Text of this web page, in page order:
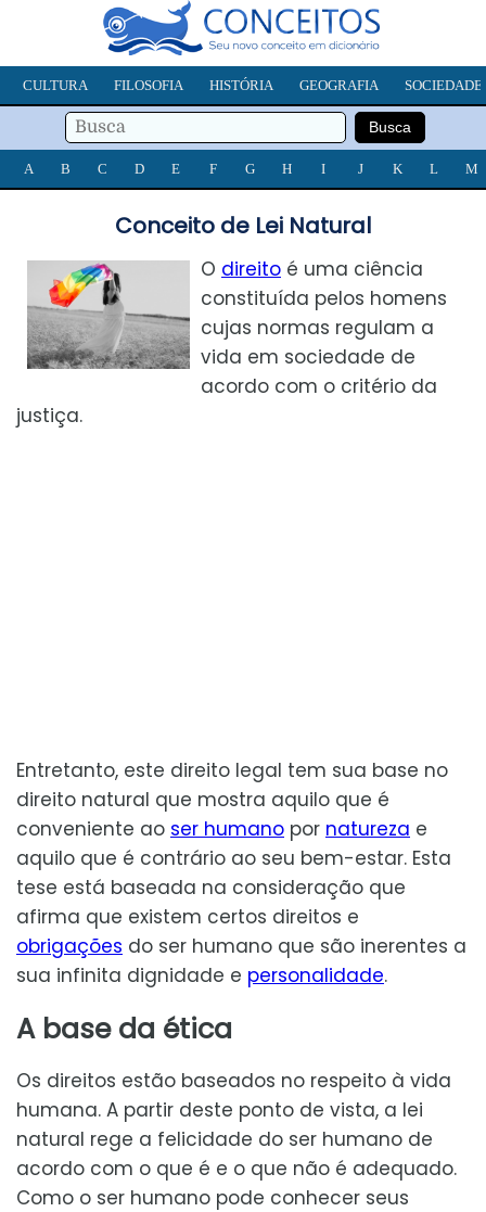
CULTURA FILOSOFIA HISTÓRIA GEOGRAFIA SOCIEDADE
A B C D E F G H I J K L M
Conceito de Lei Natural
O direito é uma ciência
constituída pelos homens
cujas normas regulam a
vida em sociedade de
acordo com o critério da
justiça.
Entretanto, este direito legal tem sua base no
direito natural que mostra aquilo que é
conveniente ao ser humano por natureza e
aquilo que é contrário ao seu bem-estar. Esta
tese está baseada na consideração que
afirma que existem certos direitos e
obrigações do ser humano que são inerentes a
sua infinita dignidade e personalidade.
A base da ética
Os direitos estão baseados no respeito à vida
humana. A partir deste ponto de vista, a lei
natural rege a felicidade do ser humano de
acordo com o que é e o que não é adequado.
Como o ser humano pode conhecer seus